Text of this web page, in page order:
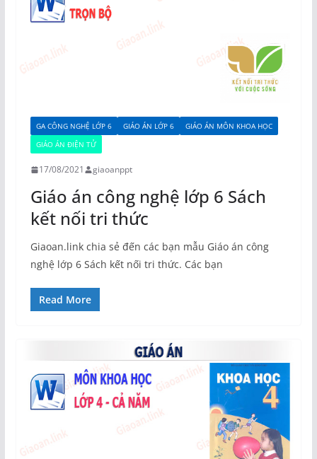
GA CÔNG NGHỆ LỚP 6 GIÁO ÁN LỚP 6
GIÁO ÁN MÔN KHOA HỌC
GIÁO ÁN ĐIỆN TỬ
17/08/2021 giaoanppt
Giáo án công nghệ lớp 6 Sách
kết nối tri thức
Giaoan.link chia sẻ đến các bạn mẫu Giáo án công
nghệ lớp 6 Sách kết nối tri thức. Các bạn
Read More